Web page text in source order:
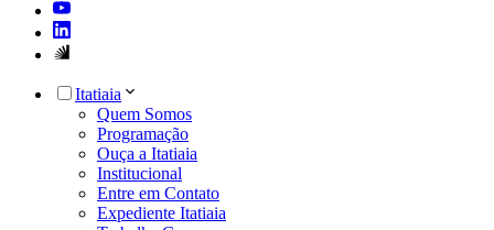
Itatiaia
Quem Somos
Programação
Ouça a Itatiaia
Institucional
Entre em Contato
Expediente Itatiaia